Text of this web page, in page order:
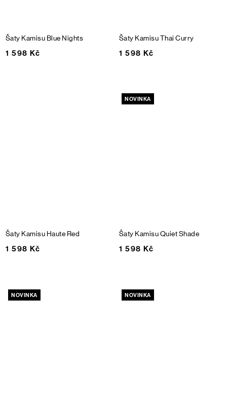
Šaty Kamisu Blue Nights
1 598 Kč
Šaty KamisuThai Curry
1 598 Kč
Šaty Kamisu Haute Red
1 598 Kč
NOVINKA
Šaty KamisuQuiet Shade
1 598 Kč
NOVINKA NOVINKA